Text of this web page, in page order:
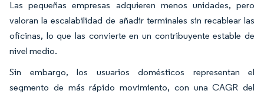
Las pequeñas empresas adquieren menos unidades, pero
valoran la escalabilidad de añadir terminales sin recablear las
oficinas, lo que las convierte en un contribuyente estable de
nivel medio.
Sin embargo, los usuarios domésticos representan el
segmento de más rápido movimiento, con una CAGR del